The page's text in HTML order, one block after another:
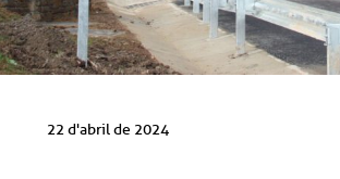
22 d'abril de 2024